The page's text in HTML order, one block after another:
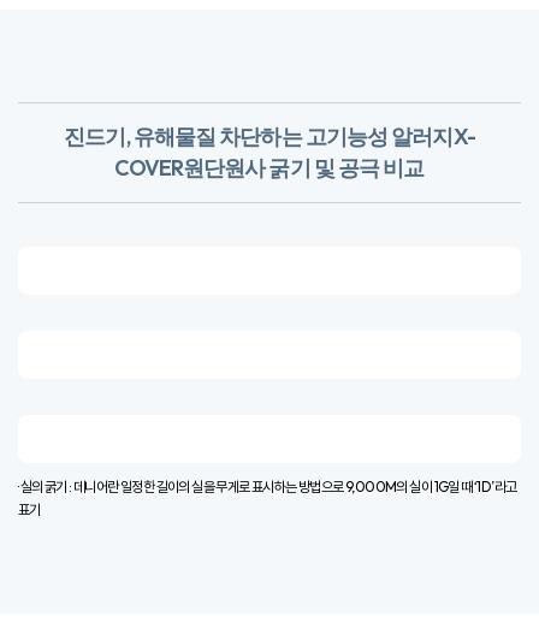
진드기, 유해물질 차단하는 고기능성 알러지X-
COVER원단​원사 굵기 및 공극 비교
· 실의 굵기 : 데니어란 일정한 길이의 실을 무게로 표시하는 방법으로 9,000M의 실이 1G일 때 ‘1D’라고
표기​